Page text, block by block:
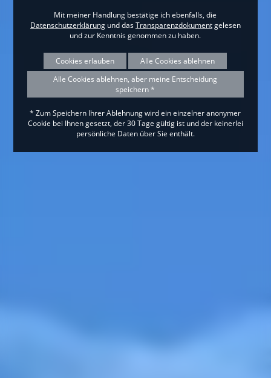
Mit meiner Handlung bestätige ich ebenfalls, die
Datenschutzerklärungund dasTransparenzdokumentgelesen
und zur Kenntnis genommen zu haben.
Cookies erlauben
Alle Cookies ablehnen
Alle Cookies ablehnen, aber meine Entscheidung
speichern *
* Zum Speichern Ihrer Ablehnung wird ein einzelner anonymer
Cookie bei Ihnen gesetzt, der 30 Tage gültig ist und der keinerlei
persönliche Daten über Sie enthält.